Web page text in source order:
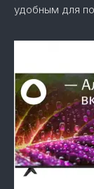
удобным для